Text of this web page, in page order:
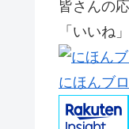
皆さんの
「いいね
にほんブ